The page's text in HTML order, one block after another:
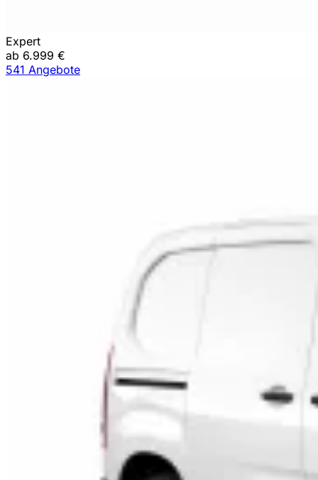
Expert
ab 6.999 €
541 Angebote